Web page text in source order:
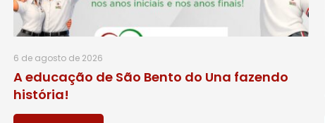
6 de agosto de 2026
A educação de São Bento do Una fazendo
história!